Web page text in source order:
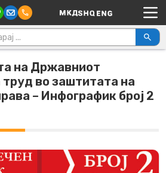
Main Navigation
за:
на Државниот
во заштитата на
– Инфографик број 2